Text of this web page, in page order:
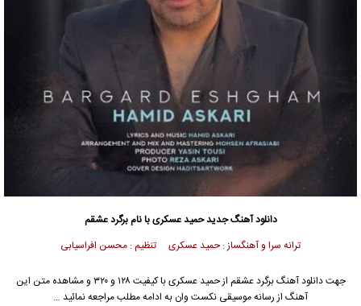
دانلود آهنگ جدیدحمید عسکریبا نام برگرد عشقم
ترانه سرا و آهنگساز : حمید عسکری تنظیم : محسن افراسیابی
جهت دانلود آهنگ برگرد عشقم ازحمید عسکری
با کیفیت ۱۲۸ و ۳۲۰ و مشاهده متن این
آهنگ از رسانه موسیقی نکست وان به ادامه مطلب مراجعه نمائید …